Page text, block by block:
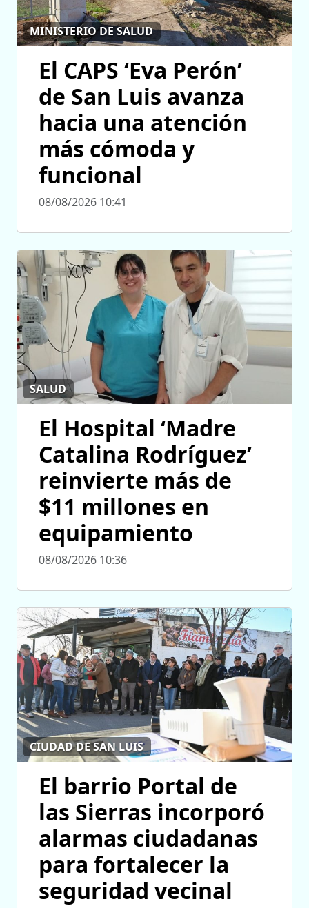
MINISTERIO DE SALUD
El CAPS ‘Eva Perón’
de San Luis avanza
hacia una atención
más cómoda y
funcional
08/08/2026 10:41
SALUD
El Hospital ‘Madre
Catalina Rodríguez’
reinvierte más de
$11 millones en
equipamiento
08/08/2026 10:36
CIUDAD DE SAN LUIS
El barrio Portal de
las Sierras incorporó
alarmas ciudadanas
para fortalecer la
seguridad vecinal